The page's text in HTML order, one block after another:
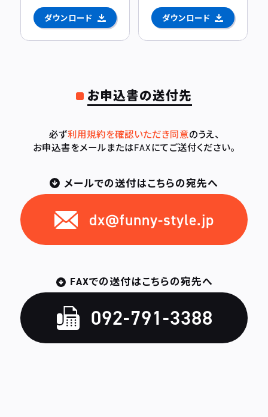
ダウンロード ダウンロード
お申込書の送付先
必ず利用規約を確認いただき同意のうえ、
お申込書をメールまたはFAXにてご送付ください。
メールでの送付はこちらの宛先へ
dx@funny-style.jp
FAXでの送付はこちらの宛先へ
092-791-3388